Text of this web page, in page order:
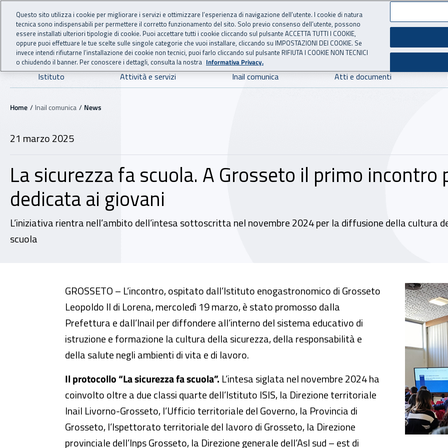
Vai al menu principale
Vai al contenuto principale
INAIL - Istituto Nazionale per l'Assicurazione
Navigazione principale
Istituto Attività e servizi Inail comunica Atti e documenti
Navigazione - Ti trovi in:
Home Inail comunica News
21 marzo 2025
La sicurezza fa scuola. A Grosseto il primo incontro
dedicata ai giovani
L’iniziativa rientra nell’ambito dell’intesa sottoscritta nel novembre 2024 per la diffusione della cultura
scuola
La sicurezza fa scuola. A Grosseto il primo incontro per la prevenzione
GROSSETO – L’incontro, ospitato dall’Istituto enogastronomico di Grosseto
Leopoldo II di Lorena, mercoledì 19 marzo, è stato promosso dalla
Prefettura e dall’Inail per diffondere all’interno del sistema educativo di
istruzione e formazione la cultura della sicurezza, della responsabilità e
della salute negli ambienti di vita e di lavoro.
Il protocollo “La sicurezza fa scuola”. L’intesa siglata nel novembre 2024 ha
coinvolto oltre a due classi quarte dell’Istituto ISIS, la Direzione territoriale
Inail Livorno-Grosseto, l’Ufficio territoriale del Governo, la Provincia di
Grosseto, l’Ispettorato territoriale del lavoro di Grosseto, la Direzione
provinciale dell’Inps Grosseto, la Direzione generale dell’Asl sud – est di
Questo sito utilizza i cookie per migliorare i servizi e ottimizzare l’esperienza di navigazione dell’utente. I cookie di natura
tecnica sono indispensabili per permettere il corretto funzionamento del sito. Solo previo consenso dell’utente, possono
essere installati ulteriori tipologie di cookie. Puoi accettare tutti i cookie cliccando sul pulsante ACCETTA TUTTI I COOKIE,
oppure puoi effettuare le tue scelte sulle singole categorie che vuoi installare, cliccando su IMPOSTAZIONI DEI COOKIE. Se
invece intendi rifiutarne l’installazione dei cookie non tecnici, puoi farlo cliccando sul pulsante RIFIUTA I COOKIE NON TECNICI
o chiudendo il banner. Per conoscere i dettagli, consulta la nostra Informativa Privacy.